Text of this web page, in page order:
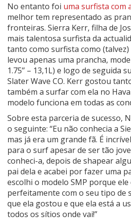
No entanto foi uma surfista com
melhor tem representado as
fronteiras. Sierra Kerr, filha de
mais talentosa surfista da
tanto como surfista como
levou apenas uma prancha, modelo
1.75’’ – 13,1L) e logo de seguida
Slater Wave CO. Kerr gostou
também a surfar com ela no
modelo funciona em todas as
Sobre esta parceria de sucesso,
o seguinte: “Eu não conhecia a
mas já era um grande fã. É
para o surf apesar de ser tão
conheci-a, depois de shapear
pai dela e acabei por fazer uma
escolhi o modelo SMP porque ele
perfeitamente com o seu tipo de
que ela gostou e que ela está a
todos os sítios onde vai!”